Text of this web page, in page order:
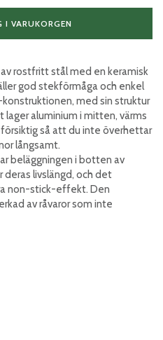
I VARUKORGEN
rostfritt stål med en keramisk
god stekförmåga och enkel
med sin struktur
aluminium i mitten, värms
så att du inte överhettar
långsamt.
beläggningen i botten av
deras livslängd, och det
non-stick-effekt. Den
av råvaror som inte